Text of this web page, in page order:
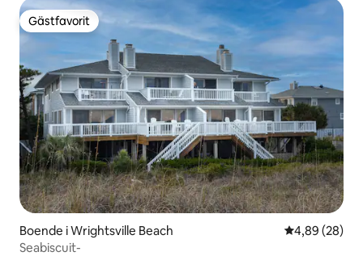
Gästfavorit
Gästfavorit
Boende i Wrightsville Beach 4,89 av 5 i
4,89 (28)
Seabiscuit-